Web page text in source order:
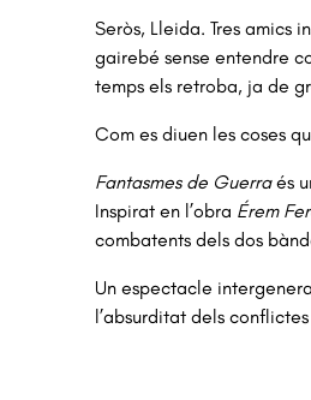
Seròs, Lleida. Tres amics
gairebé sense entendre
temps els retroba, ja de
Com es diuen les coses
Fantasmes de Guerraés
Inspirat en l’obra Érem
combatents dels dos
Un espectacle
l’absurditat dels